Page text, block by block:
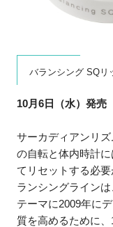
バランシング SQリ
10月6日（水）発売
サーカディアンリ
の自転と体内時計
てリセットする必
ランシングライン
テーマに2009年に
質を高めるために